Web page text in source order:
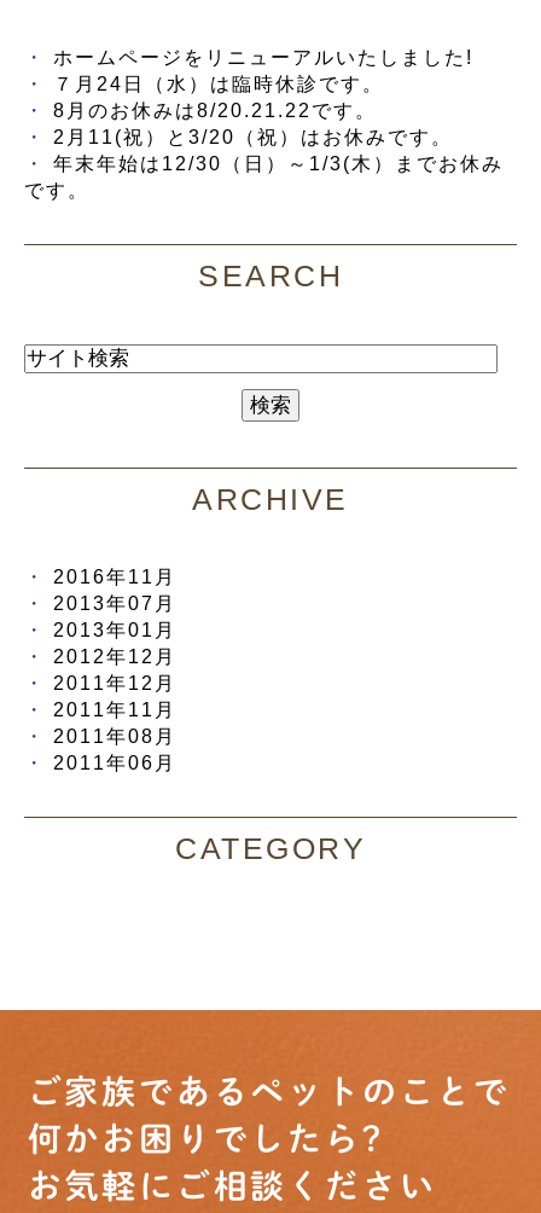
ホームページをリニューアルいたしました!
７月24日（水）は臨時休診です。
8月のお休みは8/20.21.22です。
2月11(祝）と3/20（祝）はお休みです。
年末年始は12/30（日）～1/3(木）までお休み
です。
SEARCH
ARCHIVE
2016年11月
2013年07月
2013年01月
2012年12月
2011年12月
2011年11月
2011年08月
2011年06月
CATEGORY
ご家族であるペットのことで
何かお困りでしたら?
お気軽にご相談ください